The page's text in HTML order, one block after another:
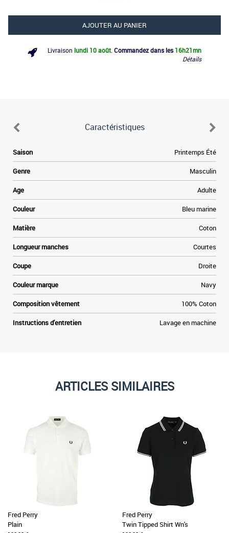
AJOUTER AU PANIER
Livraison lundi 10 août Commandez dans les 16h21mn
Détails
Caractéristiques
Saison Printemps Été
Genre Masculin
Age Adulte
Couleur Bleu marine
Matière Coton
Longueur manches Courtes
Coupe Droite
Couleur marque Navy
Composition vêtement 100% Coton
Instructions d'entretien Lavage en machine
ARTICLES SIMILAIRES
Fred Perry
Plain
Fred Perry
Twin Tipped Shirt Wn's